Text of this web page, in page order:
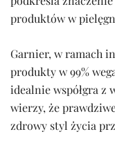
produktów w
Garnier, w ramach
produkty w 99%
idealnie współgra z
wierzy, że
zdrowy styl życia